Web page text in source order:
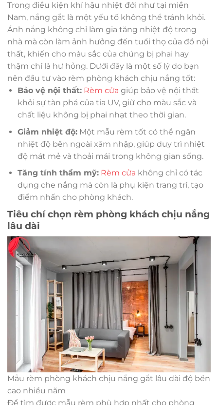
Trong điều kiện khí hậu nhiệt đới như tại miền
Nam, nắng gắt là một yếu tố không thể tránh khỏi.
Ánh nắng không chỉ làm gia tăng nhiệt độ trong
nhà mà còn làm ảnh hưởng đến tuổi thọ của đồ nội
thất, khiến cho màu sắc của chúng bị phai hay
thậm chí là hư hỏng. Dưới đây là một số lý do bạn
nên đầu tư vào rèm phòng khách chịu nắng tốt:
Bảo vệ nội thất: Rèm cửa giúp bảo vệ nội thất
khỏi sự tàn phá của tia UV, giữ cho màu sắc và
chất liệu không bị phai nhạt theo thời gian.
Giảm nhiệt độ:Một mẫu rèm tốt có thể ngăn
nhiệt độ bên ngoài xâm nhập, giúp duy trì nhiệt
độ mát mẻ và thoải mái trong không gian sống.
Tăng tính thẩm mỹ: Rèm cửa không chỉ có tác
dụng che nắng mà còn là phụ kiện trang trí, tạo
điểm nhấn cho phòng khách.
Tiêu chí chọn rèm phòng khách chịu nắng
lâu dài
Mẫu rèm phòng khách chịu nắng gắt lâu dài độ bền
cao nhiều năm
Để tìm được mẫu rèm phù hợp nhất cho phòng